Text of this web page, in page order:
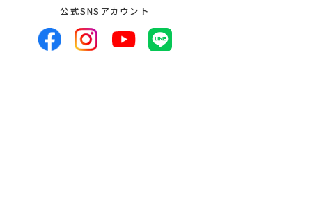
公式SNSアカウント